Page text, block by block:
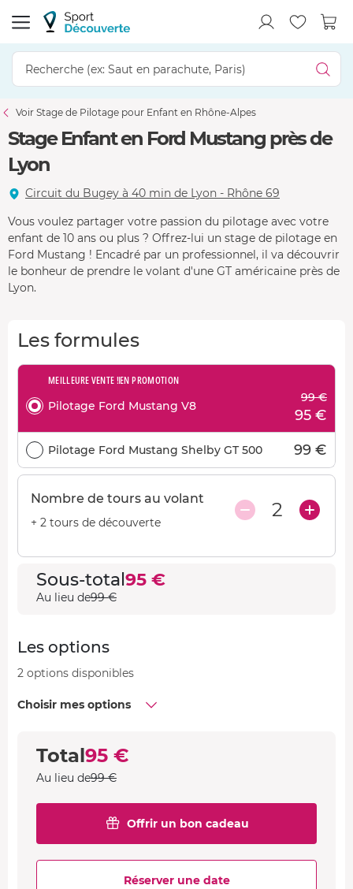
Voir Stage de Pilotage pour Enfant en Rhône-Alpes
Stage Enfant en Ford Mustang près de
Lyon
Circuit du Bugey à 40 min de Lyon - Rhône 69
Vous voulez partager votre passion du pilotage avec votre
enfant de 10 ans ou plus ? Offrez-lui un stage de pilotage en
Ford Mustang ! Encadré par un professionnel, il va découvrir
le bonheur de prendre le volant d'une GT américaine près de
Lyon.
Les formules
MEILLEURE VENTE !EN PROMOTION
Pilotage Ford Mustang V8
99 €
95 €
Pilotage Ford Mustang Shelby GT 500 99 €
Nombre de tours au volant
+ 2 tours de découverte
2
Sous-total95 €
Au lieu de99 €
Les options
2 options disponibles
Choisir mes options
Total95 €
Au lieu de99 €
Offrir un bon cadeau
Réserver une date